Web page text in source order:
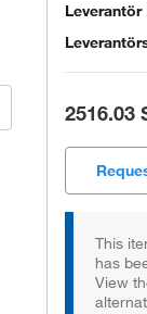
Leverantör
2516.03
This
has
View